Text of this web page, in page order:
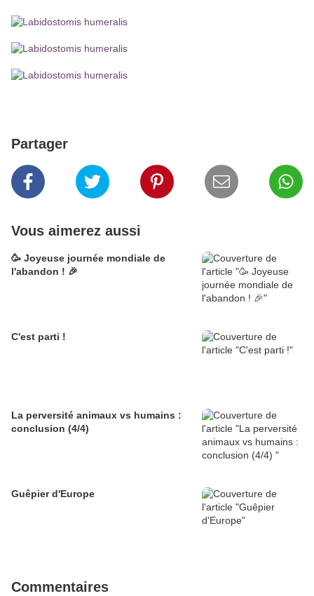
Partager
Vous aimerez aussi
🥳 Joyeuse journée mondiale de
l'abandon ! 🎉
C'est parti !
La perversité animaux vs humains :
conclusion (4/4)
Guêpier d'Europe
Commentaires